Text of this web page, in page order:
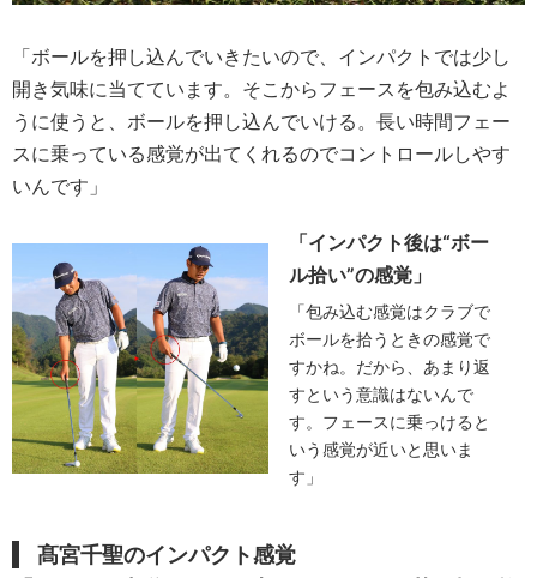
「ボールを押し込んでいきたいので、インパクトでは少し
開き気味に当てています。そこからフェースを包み込むよ
うに使うと、ボールを押し込んでいける。長い時間フェー
スに乗っている感覚が出てくれるのでコントロールしやす
いんです」
「インパクト後は“ボー
ル拾い”の感覚」
「包み込む感覚はクラブで
ボールを拾うときの感覚で
すかね。だから、あまり返
すという意識はないんで
す。フェースに乗っけると
いう感覚が近いと思いま
す」
髙宮千聖のインパクト感覚